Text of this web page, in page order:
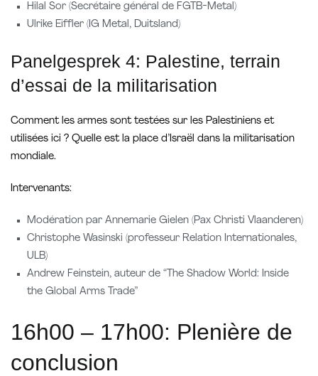
Hilal Sor (Secrétaire général de FGTB-Metal)
Ulrike Eiffler (IG Metal, Duitsland)
Panelgesprek 4: Palestine, terrain
d’essai de la militarisation
Comment les armes sont testées sur les Palestiniens et
utilisées ici ? Quelle est la place d’Israël dans la militarisation
mondiale.
Intervenants:
Modération par Annemarie Gielen (Pax Christi Vlaanderen)
Christophe Wasinski (professeur Relation Internationales,
ULB)
Andrew Feinstein, auteur de “The Shadow World: Inside
the Global Arms Trade”
16h00 – 17h00: Plenière de
conclusion